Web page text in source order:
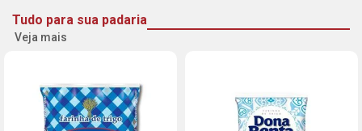
Tudo para sua padaria
Veja mais